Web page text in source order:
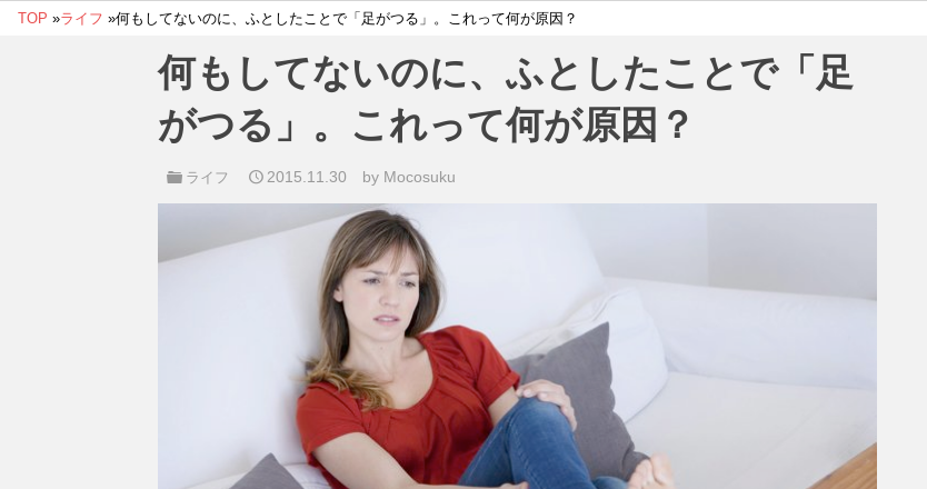
TOP »ライフ »何もしてないのに、ふとしたことで「足がつる」。これって何が原因？
何もしてないのに、ふとしたことで「足
がつる」。これって何が原因？
ライフ 2015.11.30 by Mocosuku